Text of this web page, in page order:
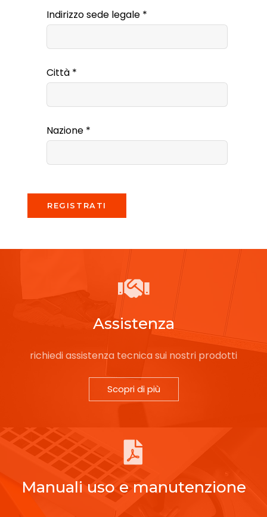
Indirizzo sede legale *
Città *
Nazione *
REGISTRATI
Assistenza
richiedi assistenza tecnica sui nostri prodotti
Scopri di più
Manuali uso e manutenzione